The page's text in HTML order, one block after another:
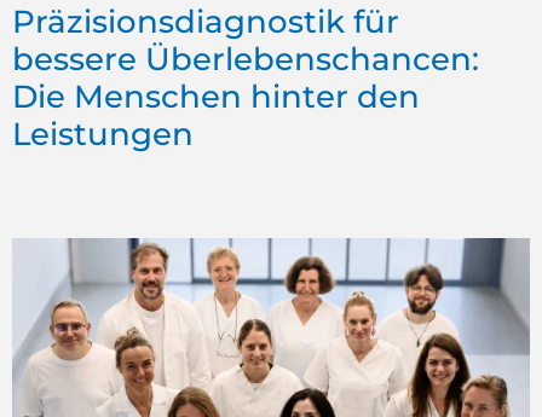
Präzisionsdiagnostik für
bessere Überlebenschancen:
Die Menschen hinter den
Leistungen